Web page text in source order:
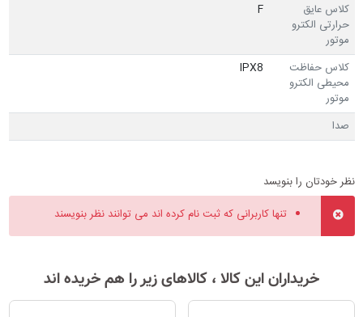
کلاس عایق
حرارتی الکترو
موتور
F
کلاس حفاظت
محیطی الکترو
موتور
IPX8
صدا
نظر خودتان را بنویسد
تنها کاربرانی که ثبت نام کرده اند می توانند نظر بنویسند
خریداران این کالا ، کالاهای زیر را هم خریده اند